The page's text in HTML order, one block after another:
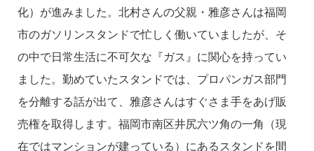
化）が進みました。北村さんの父親・雅彦さんは福岡
市のガソリンスタンドで忙しく働いていましたが、そ
の中で日常生活に不可欠な『ガス』に関心を持ってい
ました。勤めていたスタンドでは、プロパンガス部門
を分離する話が出て、雅彦さんはすぐさま手をあげ販
売権を取得します。福岡市南区井尻六ツ角の一角（現
在ではマンションが建っている）にあるスタンドを間